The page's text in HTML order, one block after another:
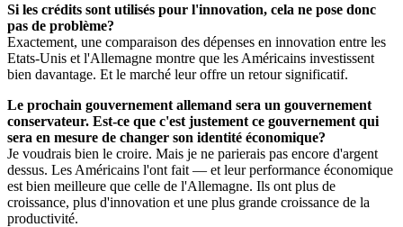
Si les crédits sont utilisés pour l'innovation, cela ne pose donc
pas de problème?
Exactement, une comparaison des dépenses en innovation entre les
Etats-Unis et l'Allemagne montre que les Américains investissent
bien davantage. Et le marché leur offre un retour significatif.
Le prochain gouvernement allemand sera un gouvernement
conservateur. Est-ce que c'est justement ce gouvernement qui
sera en mesure de changer son identité économique?
Je voudrais bien le croire. Mais je ne parierais pas encore d'argent
dessus. Les Américains l'ont fait — et leur performance économique
est bien meilleure que celle de l'Allemagne. Ils ont plus de
croissance, plus d'innovation et une plus grande croissance de la
productivité.